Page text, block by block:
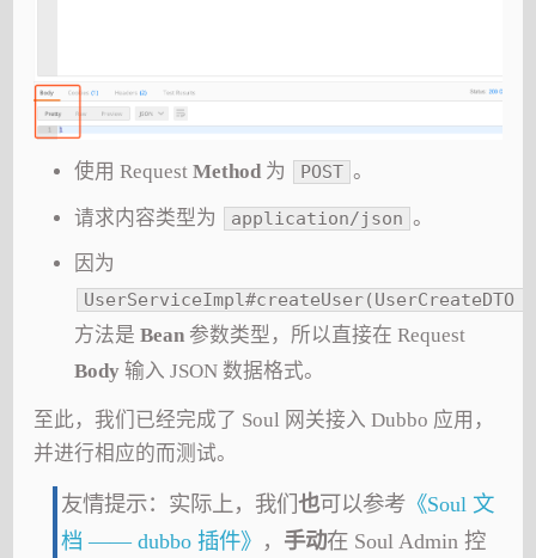
使用 Request Method为 POST 。
请求内容类型为 application/json 。
因为
UserServiceImpl#createUser(UserCreateDTO
方法是 Bean参数类型，所以直接在 Request
Body输入 JSON 数据格式。
至此，我们已经完成了 Soul 网关接入 Dubbo 应用，
并进行相应的而测试。
友情提示：实际上，我们也可以参考 《Soul 文
档 —— dubbo 插件》 ， 手动在 Soul Admin 控